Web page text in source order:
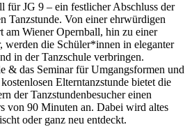
für JG 9 – ein festlicher Abschluss der
Tanzstunde. Von einer ehrwürdigen
am Wiener Opernball, hin zu einer
werden die Schüler*innen in eleganter
in der Tanzschule verbringen.
& das Seminar für Umgangsformen und
Elterntanzstunde bietet die
der Tanzstundenbesucher einen
von 90 Minuten an. Dabei wird altes
oder ganz neu entdeckt.